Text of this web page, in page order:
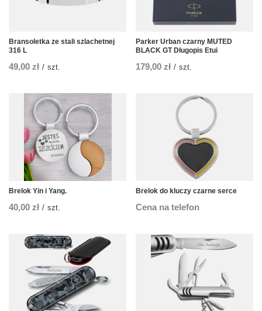
Bransoletka ze stali szlachetnej
316 L
49,00 zł / szt.
Parker Urban czarny MUTED
BLACK GT Długopis Etui
179,00 zł / szt.
Brelok Yin i Yang.
40,00 zł / szt.
Brelok do kluczy czarne serce
Cena na telefon